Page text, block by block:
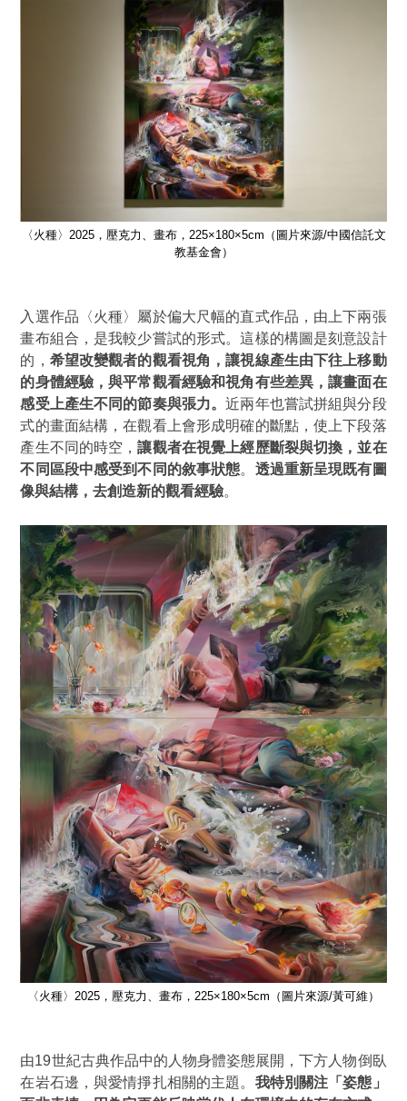
〈火種〉2025，壓克力、畫布，225×180×5cm（圖片來源/中國信託文
教基金會）
入選作品 〈火種〉 屬於偏大尺幅的直式作品，由上下兩張
畫布組合，是我較少嘗試的形式。這樣的構圖是刻意設計
的， 希望改變觀者的觀看視角，讓視線產生由下往上移動
的身體經驗，與平常觀看經驗和視角有些差異，讓畫面在
感受上產生不同的節奏與張力。近兩年也嘗試拼組與分段
式的畫面結構，在觀看上會形成明確的斷點，使上下段落
產生不同的時空，讓觀者在視覺上經歷斷裂與切換，並在
不同區段中感受到不同的敘事狀態。 透過重新呈現既有圖
像與結構，去創造新的觀看經驗。
〈火種〉2025，壓克力、畫布，225×180×5cm（圖片來源/黃可維）
由19世紀古典作品中的人物身體姿態展開，下方人物倒臥
在岩石邊，與愛情掙扎相關的主題。 我特別關注「姿態」